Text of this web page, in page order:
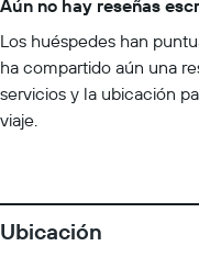
Aún no hay reseñas
Los huéspedes han
ha compartido aún una
servicios y la ubicación
viaje.
Ubicación